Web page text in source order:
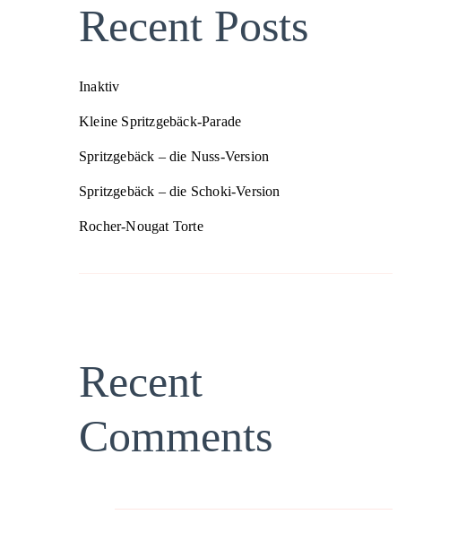
Recent Posts
Inaktiv
Kleine Spritzgebäck-Parade
Spritzgebäck – die Nuss-Version
Spritzgebäck – die Schoki-Version
Rocher-Nougat Torte
Recent
Comments